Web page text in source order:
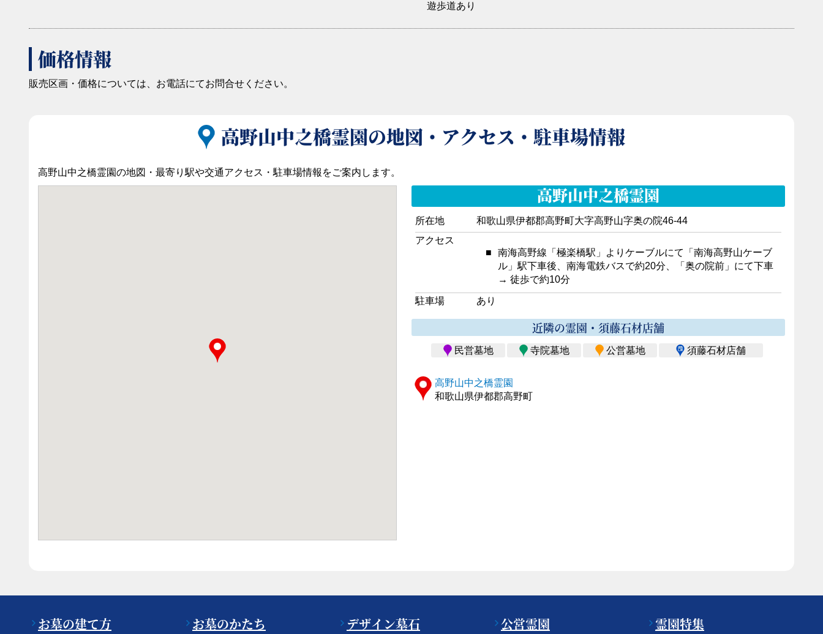
遊歩道あり
価格情報
販売区画・価格については、お電話にてお問合せください。
高野山中之橋霊園の地図・アクセス・駐車場情報
高野山中之橋霊園の地図・最寄り駅や交通アクセス・駐車場情報をご案内します。
高野山中之橋霊園
所在地
和歌山県伊都郡高野町大字高野山字奥の院46-44
アクセス
■
南海高野線「極楽橋駅」よりケーブルにて「南海高野山ケーブ
ル」駅下車後、南海電鉄バスで約20分、「奥の院前」にて下車
→ 徒歩で約10分
駐車場 あり
近隣の霊園・須藤石材店舗
民営墓地 寺院墓地 公営墓地 須藤石材店舗
高野山中之橋霊園
和歌山県伊都郡高野町
お墓の建て方 お墓のかたち デザイン墓石 公営霊園 霊園特集